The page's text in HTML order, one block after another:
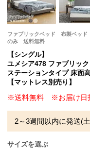
ファブリックベッド 布製ベッ
のみ 送料無料
【シングル】
ユメシア478 ファブリック
ステーションタイプ 床面
【マットレス別売り】
※送料無料 ※お届け日
2～3週間以内に発送(
サイズを選ぶ